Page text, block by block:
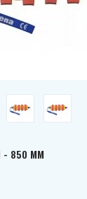
- 850 MM